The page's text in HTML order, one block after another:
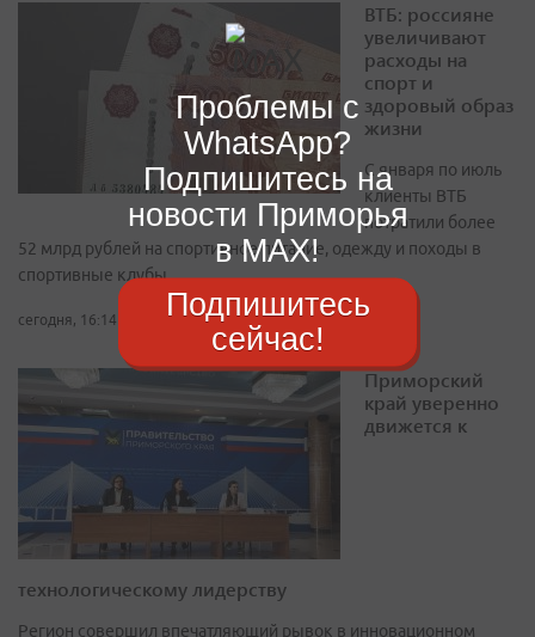
ВТБ: россияне
увеличивают
расходы на
спорт и
здоровый образ
жизни
С января по июль
клиенты ВТБ
потратили более
52 млрд рублей на спортивное питание, одежду и походы в
спортивные клубы
сегодня, 16:14
Приморский
край уверенно
движется к
технологическому лидерству
Регион совершил впечатляющий рывок в инновационном
Проблемы с
WhatsApp?
Подпишитесь на
новости Приморья
в MAX!
Подпишитесь
сейчас!